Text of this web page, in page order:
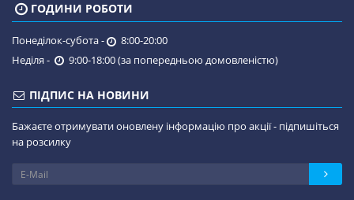
ГОДИНИ РОБОТИ
Понеділок-субота -
8:00-20:00
Неділя -
9:00-18:00 (за попередньою домовленістю)
ПІДПИС НА НОВИНИ
Бажаєте отримувати оновлену інформацію про акції - підпишіться
на розсилку